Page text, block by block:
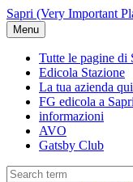
Skip
to
main
content
Sapri (Very Important
Menu
Tutte le pagine di
Edicola Stazione
La tua azienda
FG edicola a Sapri
informazioni
AVO
Gatsby Club